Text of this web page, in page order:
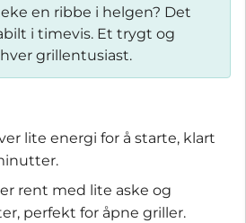
en ribbe i helgen? Det
i timevis. Et trygt og
grillentusiast.
lite energi for å starte, klart
rent med lite aske og
perfekt for åpne griller.